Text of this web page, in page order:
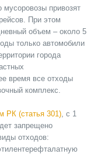
привозят
При этом
объем – около 5
только автомобили
города
время все отходы
комплекс.
РК (статья 301), с 1
запрещено
отходов: